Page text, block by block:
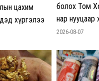
цахим
хүргэлээ
болох Том
нар нууцаар
2026-08-07